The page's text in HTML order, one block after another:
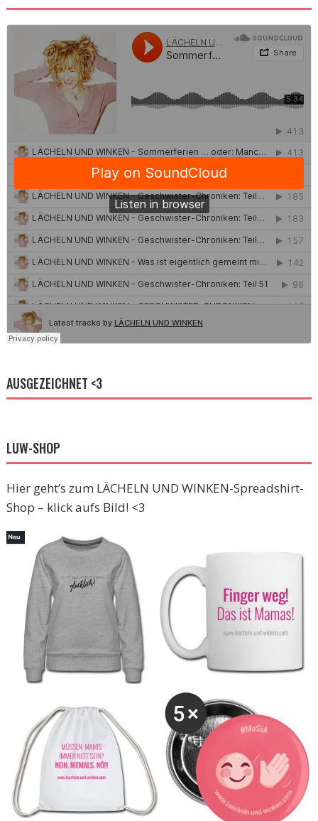
AUSGEZEICHNET <3
LUW-SHOP
Hier geht’s zum LÄCHELN UND WINKEN-Spreadshirt-
Shop – klick aufs Bild! <3